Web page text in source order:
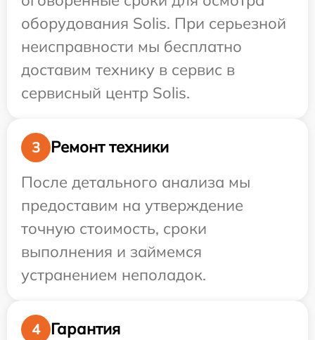
оборудования Solis. При серьезной
неисправности мы бесплатно
доставим технику в сервис в
сервисный центр Solis.
3
Ремонт техники
После детального анализа мы
предоставим на утверждение
точную стоимость, сроки
выполнения и займемся
устранением неполадок.
4
Гарантия